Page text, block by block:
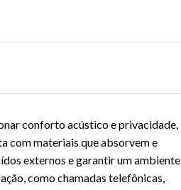
conforto acústico e privacidade,
com materiais que absorvem e
externos e garantir um ambiente
como chamadas telefônicas,